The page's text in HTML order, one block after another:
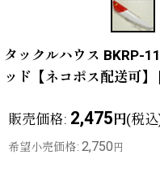
タックルハウス BKRP-
ッド【ネコポス配送可】
販売価格: 2,475円(税
希望小売価格: 2,750 円